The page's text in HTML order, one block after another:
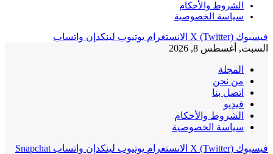
الشروط والأحكام
سياسة الخصوصية
فيسبوك X (Twitter) الانستغرام يوتيوب لينكدإن واتساب
السبت, أغسطس 8, 2026
المجلة
من نحن
اتصل بنا
فيديو
الشروط والأحكام
سياسة الخصوصية
فيسبوك X (Twitter) الانستغرام يوتيوب لينكدإن واتساب Snapchat